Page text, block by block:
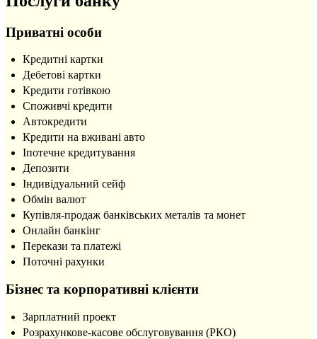
Приватні особи
Кредитні картки
Дебетові картки
Кредити готівкою
Споживчі кредити
Автокредити
Кредити на вживані авто
Іпотечне кредитування
Депозити
Індивідуальний сейф
Обмін валют
Купівля-продаж банківських металів та монет
Онлайн банкінг
Перекази та платежі
Поточні рахунки
Бізнес та корпоративні клієнти
Зарплатний проект
Розрахункове-касове обслуговування (РКО)